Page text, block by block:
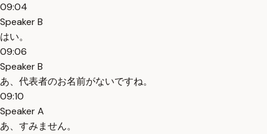
09:04
Speaker B
はい。
09:06
Speaker B
あ、代表者のお名前がないですね。
09:10
Speaker A
あ、すみません。